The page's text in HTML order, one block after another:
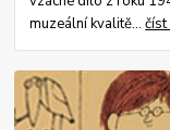
muzeální kvalitě...číst